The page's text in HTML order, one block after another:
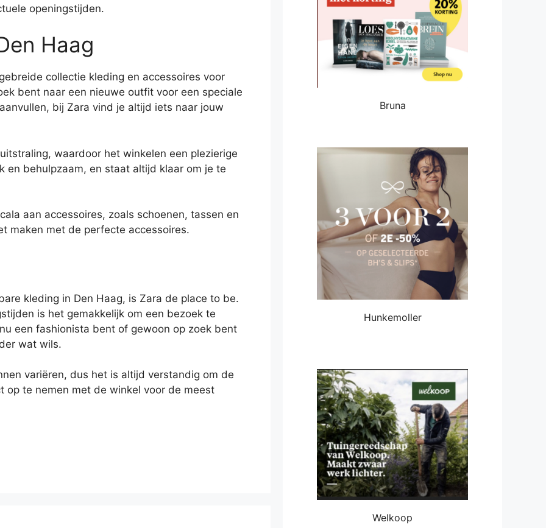
openingstijden.
Haag
collectie kleding en accessoires voor
bent naar een nieuwe outfit voor een speciale
bij Zara vind je altijd iets naar jouw
waardoor het winkelen een plezierige
en behulpzaam, en staat altijd klaar om je te
aan accessoires, zoals schoenen, tassen en
maken met de perfecte accessoires.
kleding in Den Haag, is Zara de place to be.
is het gemakkelijk om een bezoek te
een fashionista bent of gewoon op zoek bent
wat wils.
variëren, dus het is altijd verstandig om de
te nemen met de winkel voor de meest
Bruna
Hunkemoller
Welkoop